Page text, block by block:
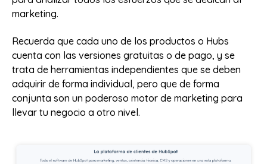
marketing.
Recuerda que cada uno de los productos o Hubs
cuenta con las versiones gratuitas o de pago, y se
trata de herramientas independientes que se deben
adquirir de forma individual, pero que de forma
conjunta son un poderoso motor de marketing para
llevar tu negocio a otro nivel.